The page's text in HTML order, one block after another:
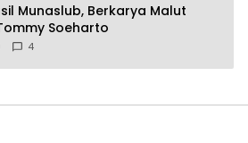
Munaslub, Berkarya Malut
Soeharto
4